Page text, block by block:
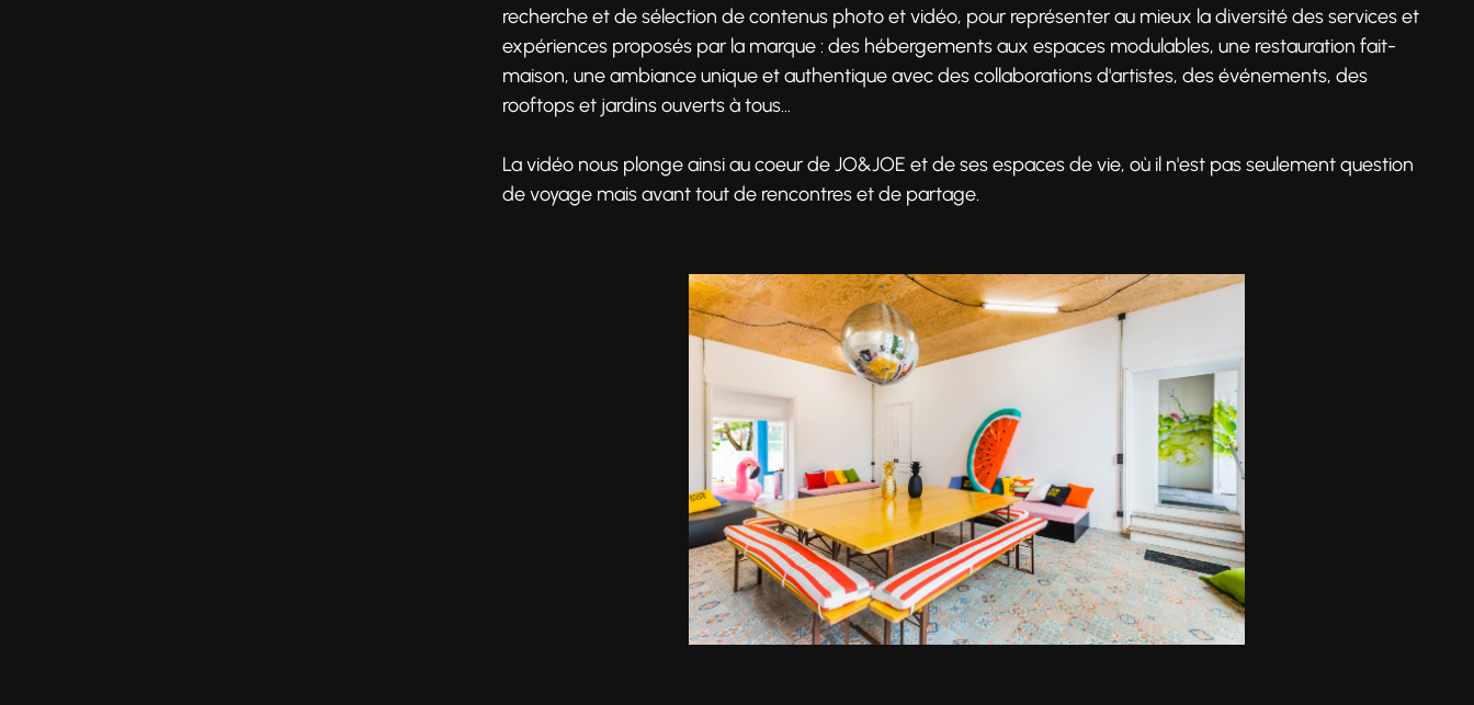
recherche et de sélection de contenus photo et vidéo, pour représenter au mieux la diversité des services et
expériences proposés par la marque : des hébergements aux espaces modulables, une restauration fait-
maison, une ambiance unique et authentique avec des collaborations d'artistes, des événements, des
rooftops et jardins ouverts à tous...
La vidéo nous plonge ainsi au coeur de JO&JOE et de ses espaces de vie, où il n'est pas seulement question
de voyage mais avant tout de rencontres et de partage.